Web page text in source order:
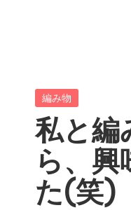
Posted
編み物
私と編
ら、
た(笑)